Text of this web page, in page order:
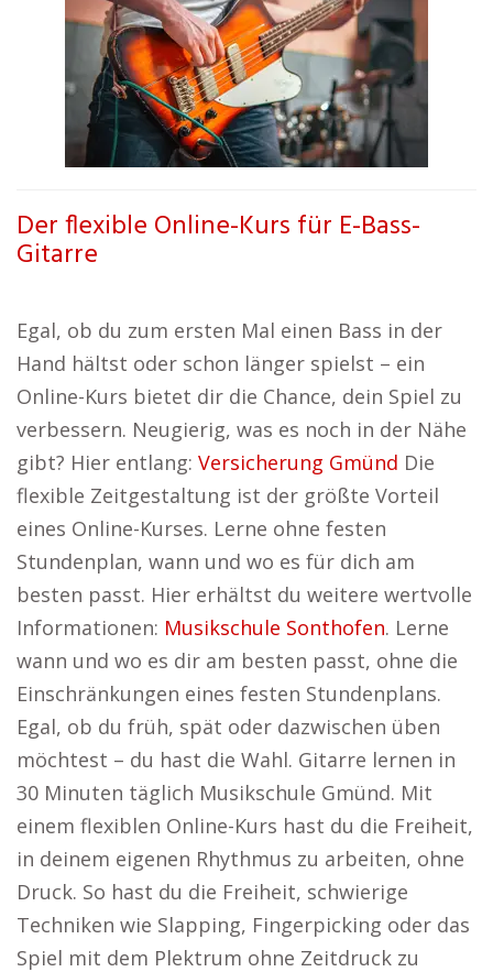
Der flexible Online-Kurs für E-Bass-
Gitarre
Egal, ob du zum ersten Mal einen Bass in der
Hand hältst oder schon länger spielst – ein
Online-Kurs bietet dir die Chance, dein Spiel zu
verbessern. Neugierig, was es noch in der Nähe
gibt? Hier entlang: Versicherung Gmünd Die
flexible Zeitgestaltung ist der größte Vorteil
eines Online-Kurses. Lerne ohne festen
Stundenplan, wann und wo es für dich am
besten passt. Hier erhältst du weitere wertvolle
Informationen: Musikschule Sonthofen. Lerne
wann und wo es dir am besten passt, ohne die
Einschränkungen eines festen Stundenplans.
Egal, ob du früh, spät oder dazwischen üben
möchtest – du hast die Wahl. Gitarre lernen in
30 Minuten täglich Musikschule Gmünd. Mit
einem flexiblen Online-Kurs hast du die Freiheit,
in deinem eigenen Rhythmus zu arbeiten, ohne
Druck. So hast du die Freiheit, schwierige
Techniken wie Slapping, Fingerpicking oder das
Spiel mit dem Plektrum ohne Zeitdruck zu